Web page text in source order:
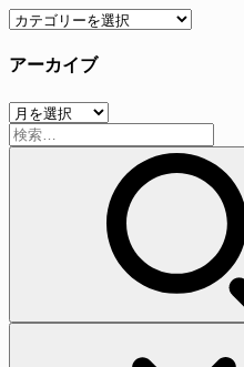
カ
ゴ
ー
アーカイブ
ア
ー
検
索: